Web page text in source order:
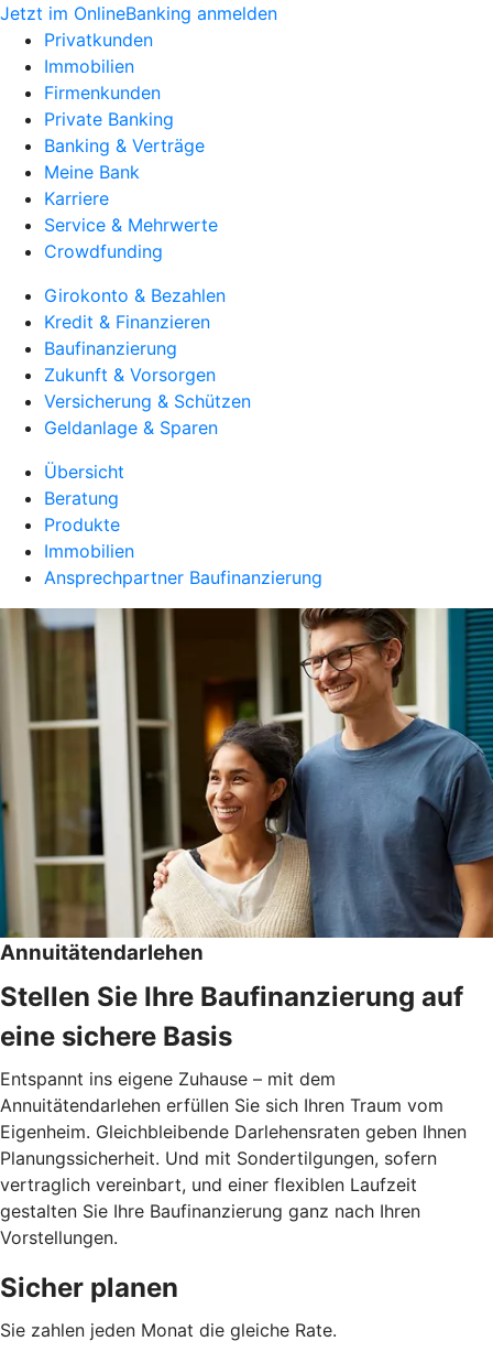
Jetzt im OnlineBanking anmelden
Privatkunden
Immobilien
Firmenkunden
Private Banking
Banking & Verträge
Meine Bank
Karriere
Service & Mehrwerte
Crowdfunding
Girokonto & Bezahlen
Kredit & Finanzieren
Baufinanzierung
Zukunft & Vorsorgen
Versicherung & Schützen
Geldanlage & Sparen
Übersicht
Beratung
Produkte
Immobilien
Ansprechpartner Baufinanzierung
Annuitätendarlehen
Stellen Sie Ihre Baufinanzierung auf
eine sichere Basis
Entspannt ins eigene Zuhause – mit dem
Annuitätendarlehen erfüllen Sie sich Ihren Traum vom
Eigenheim. Gleichbleibende Darlehensraten geben Ihnen
Planungssicherheit. Und mit Sondertilgungen, sofern
vertraglich vereinbart, und einer flexiblen Laufzeit
gestalten Sie Ihre Baufinanzierung ganz nach Ihren
Vorstellungen.
Sicher planen
Sie zahlen jeden Monat die gleiche Rate.